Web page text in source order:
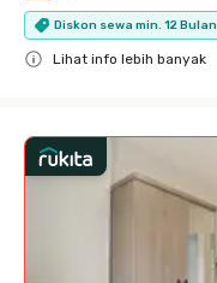
Diskon sewa min. 12 Bulan
Lihat info lebih banyak